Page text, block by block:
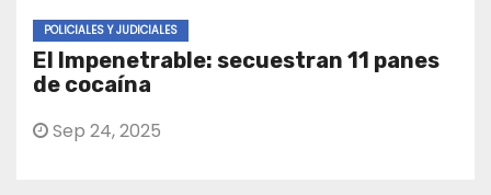
POLICIALES Y JUDICIALES
El Impenetrable: secuestran 11 panes
de cocaína
Sep 24, 2025